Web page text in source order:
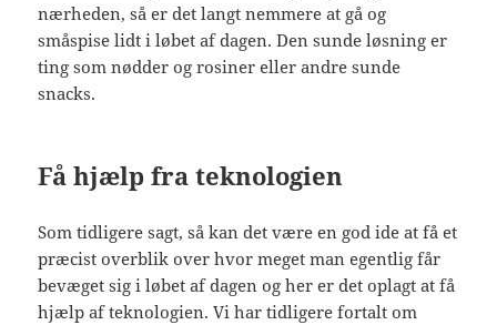
nærheden, så er det langt nemmere at gå og
småspise lidt i løbet af dagen. Den sunde løsning er
ting som nødder og rosiner eller andre sunde
snacks.
Få hjælp fra teknologien
Som tidligere sagt, så kan det være en god ide at få et
præcist overblik over hvor meget man egentlig får
bevæget sig i løbet af dagen og her er det oplagt at få
hjælp af teknologien. Vi har tidligere fortalt om